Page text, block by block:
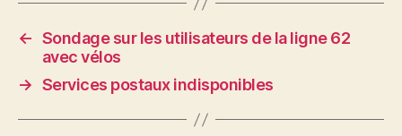
← Sondage sur les utilisateurs de la ligne 62
avec vélos
→ Services postaux indisponibles